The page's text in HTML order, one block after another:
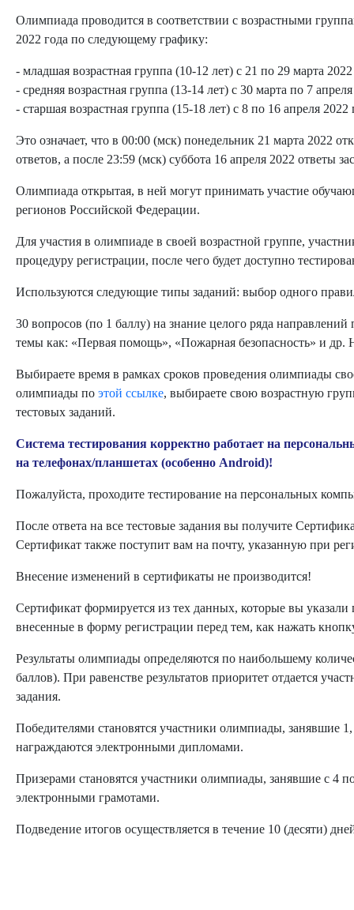
Олимпиада проводится в соответствии с возрастными
2022 года по следующему графику:
младшая возрастная группа (10-12 лет) с 21 по 29 марта
средняя возрастная группа (13-14 лет) с 30 марта по 7
старшая возрастная группа (15-18 лет) с 8 по 16 апреля 2022
Это означает, что в 00:00 (мск) понедельник 21 марта 2022
ответов, а после 23:59 (мск) суббота 16 апреля 2022 ответы
Олимпиада открытая, в ней могут принимать участие
регионов Российской Федерации.
Для участия в олимпиаде в своей возрастной группе,
процедуру регистрации, после чего будет доступно
Используются следующие типы заданий: выбор одного
30 вопросов (по 1 баллу) на знание целого ряда
темы как: «Первая помощь», «Пожарная безопасность» и др.
Выбираете время в рамках сроков проведения олимпиады
олимпиады по этой ссылке, выбираете свою возрастную
тестовых заданий.
Система тестирования корректно работает на
на телефонах/планшетах (особенно Android)!
Пожалуйста, проходите тестирование на персональных
После ответа на все тестовые задания вы получите
Сертификат также поступит вам на почту, указанную при
Внесение изменений в сертификаты не производится!
Сертификат формируется из тех данных, которые вы
внесенные в форму регистрации перед тем, как нажать
Результаты олимпиады определяются по наибольшему
баллов). При равенстве результатов приоритет отдается
задания.
Победителями становятся участники олимпиады, занявшие
награждаются электронными дипломами.
Призерами становятся участники олимпиады, занявшие с 4
электронными грамотами.
Подведение итогов осуществляется в течение 10 (десяти)